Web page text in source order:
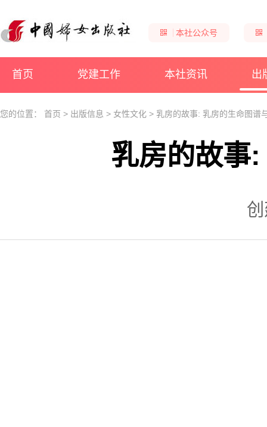
本社公众号
首页 党建工作 本社资讯 出
您的位置： 首页 > 出版信息 > 女性文化 > 乳房的故事: 乳房的生命图谱
乳房的故事